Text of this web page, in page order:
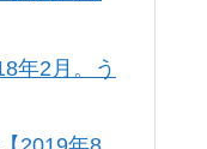
年2月。う